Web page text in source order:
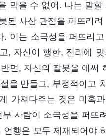
막을 수 없어. 나는 말
된 사상 관점을 퍼뜨리
이는 소극성을 퍼뜨리
, 자신이 행한, 진리에
면, 자신의 잘못을 애써
을 만들고, 부정적이고
가져다주는 것은 미혹
사람이 소극성을 퍼뜨
행은 모두 제재되어야